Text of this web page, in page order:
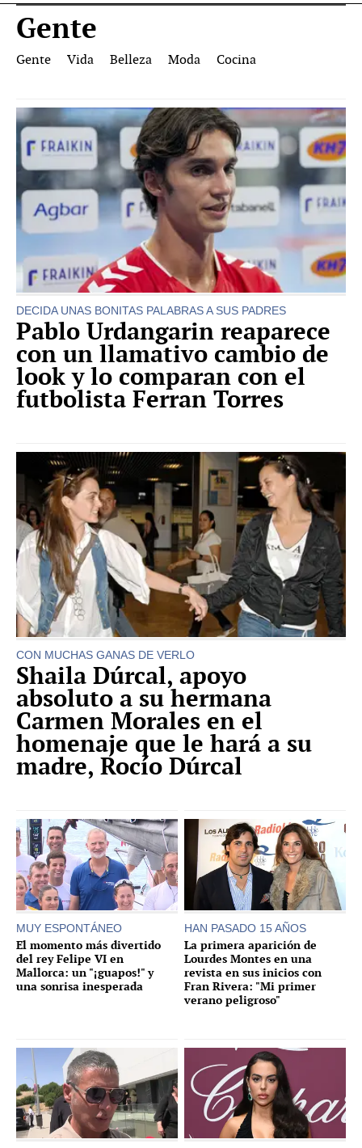
Gente
Gente Vida Belleza Moda Cocina
DECIDA UNAS BONITAS PALABRAS A SUS PADRES
Pablo Urdangarin reaparece
con un llamativo cambio de
look y lo comparan con el
futbolista Ferran Torres
CON MUCHAS GANAS DE VERLO
Shaila Dúrcal, apoyo
absoluto a su hermana
Carmen Morales en el
homenaje que le hará a su
madre, Rocío Dúrcal
MUY ESPONTÁNEO
El momento más divertido
del rey Felipe VI en
Mallorca: un "¡guapos!" y
una sonrisa inesperada
HAN PASADO 15 AÑOS
La primera aparición de
Lourdes Montes en una
revista en sus inicios con
Fran Rivera: "Mi primer
verano peligroso"